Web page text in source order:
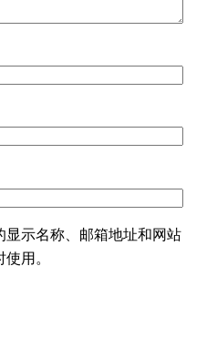
示名称、邮箱地址和网站
用。